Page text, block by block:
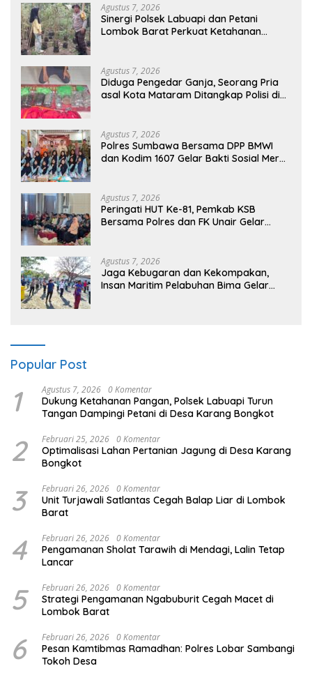
Agustus 7, 2026
Sinergi Polsek Labuapi dan Petani
Lombok Barat Perkuat Ketahanan
Agustus 7, 2026
Diduga Pengedar Ganja, Seorang Pria
asal Kota Mataram Ditangkap Polisi di
Agustus 7, 2026
Polres Sumbawa Bersama DPP BMWI
dan Kodim 1607 Gelar Bakti Sosial Merah
Agustus 7, 2026
Peringati HUT Ke-81, Pemkab KSB
Bersama Polres dan FK Unair Gelar
Agustus 7, 2026
Jaga Kebugaran dan Kekompakan,
Insan Maritim Pelabuhan Bima Gelar
Popular Post
1 Agustus 7, 2026 0 Komentar
Dukung Ketahanan Pangan, Polsek Labuapi Turun
Tangan Dampingi Petani di Desa Karang Bongkot
2 Februari 25, 2026 0 Komentar
Optimalisasi Lahan Pertanian Jagung di Desa Karang
Bongkot
3 Februari 26, 2026 0 Komentar
Unit Turjawali Satlantas Cegah Balap Liar di Lombok
Barat
4 Februari 26, 2026 0 Komentar
Pengamanan Sholat Tarawih di Mendagi, Lalin Tetap
Lancar
5 Februari 26, 2026 0 Komentar
Strategi Pengamanan Ngabuburit Cegah Macet di
Lombok Barat
6 Februari 26, 2026 0 Komentar
Pesan Kamtibmas Ramadhan: Polres Lobar Sambangi
Tokoh Desa